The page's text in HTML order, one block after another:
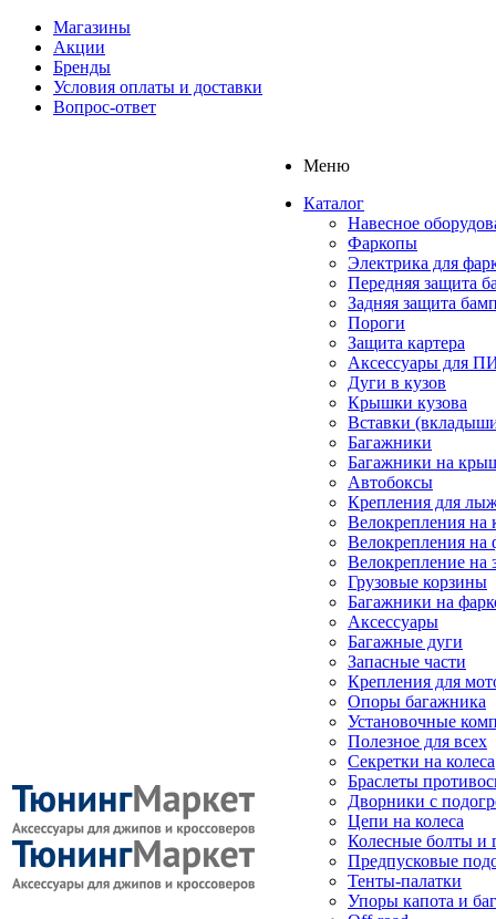
Магазины
Акции
Бренды
Условия оплаты и доставки
Вопрос-ответ
Меню
Каталог
Навесное
Фаркопы
Электрика для
Передняя защита
Задняя защита
Пороги
Защита картера
Аксессуары для
Дуги в кузов
Крышки кузова
Вставки
Багажники
Багажники на
Автобоксы
Крепления для
Велокрепления
Велокрепления на
Велокрепление на
Грузовые корзины
Багажники на
Аксессуары
Багажные дуги
Запасные части
Крепления для
Опоры багажника
Установочные
Полезное для всех
Секретки на колеса
Браслеты
Дворники с
Цепи на колеса
Колесные болты и
Предпусковые
Тенты-палатки
Упоры капота и